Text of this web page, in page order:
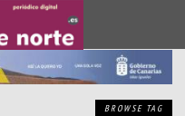
BROWSE TAG